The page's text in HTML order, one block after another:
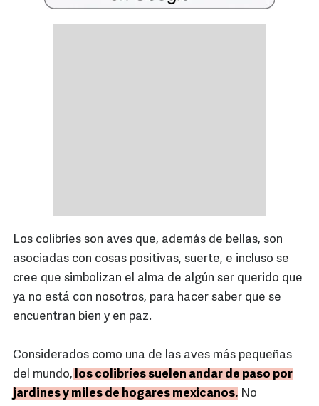
Los colibríes son aves que, además de bellas, son
asociadas con cosas positivas, suerte, e incluso se
cree que simbolizan el alma de algún ser querido que
ya no está con nosotros, para hacer saber que se
encuentran bien y en paz.
Considerados como una de las aves más pequeñas
del mundo, los colibríes suelen andar de paso por
jardines y miles de hogares mexicanos. No